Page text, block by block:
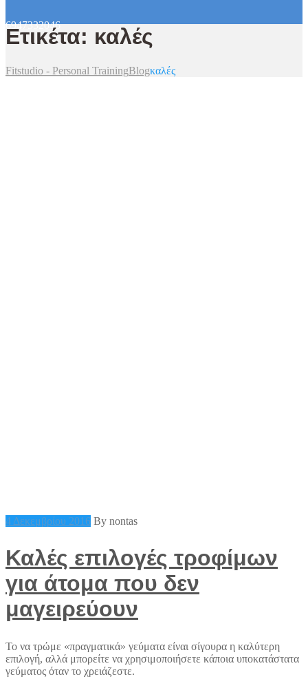
6947332046
Ετικέτα: καλές
Fitstudio - Personal TrainingBlogκαλές
4 Δεκεμβρίου 2016 By nontas
Καλές επιλογές τροφίμων
για άτομα που δεν
μαγειρεύουν
To να τρώμε «πραγματικά» γεύματα είναι σίγουρα η καλύτερη
επιλογή, αλλά μπορείτε να χρησιμοποιήσετε κάποια υποκατάστατα
γεύματος όταν το χρειάζεστε.